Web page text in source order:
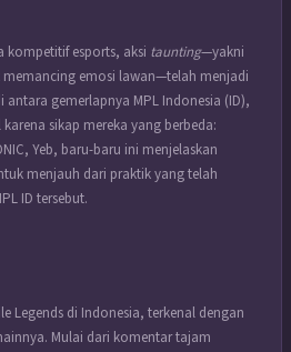
kompetitif esports, aksi taunting—yakni
emosi lawan—telah menjadi
gemerlapnya MPL Indonesia (ID),
sikap mereka yang berbeda:
Yeb, baru-baru ini menjelaskan
menjauh dari praktik yang telah
ID tersebut.
Legends di Indonesia, terkenal dengan
Mulai dari komentar tajam